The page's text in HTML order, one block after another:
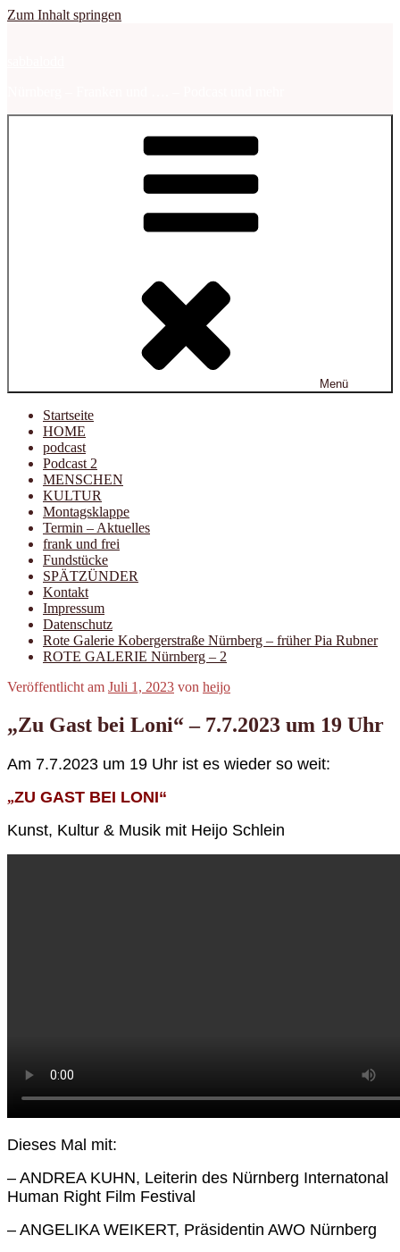
Zum Inhalt springen
Menü
Startseite
HOME
podcast
Podcast 2
MENSCHEN
KULTUR
Montagsklappe
Termin – Aktuelles
frank und frei
Fundstücke
SPÄTZÜNDER
Kontakt
Impressum
Datenschutz
Rote Galerie Kobergerstraße Nürnberg – früher Pia Rubner
ROTE GALERIE Nürnberg – 2
Veröffentlicht am Juli 1, 2023 von heijo
„Zu Gast bei Loni“ – 7.7.2023 um 19 Uhr
Am 7.7.2023 um 19 Uhr ist es wieder so weit:
„ZU GAST BEI LONI“
Kunst, Kultur & Musik mit Heijo Schlein
Dieses Mal mit:
– ANDREA KUHN, Leiterin des Nürnberg Internatonal
Human Right Film Festival
– ANGELIKA WEIKERT, Präsidentin AWO Nürnberg